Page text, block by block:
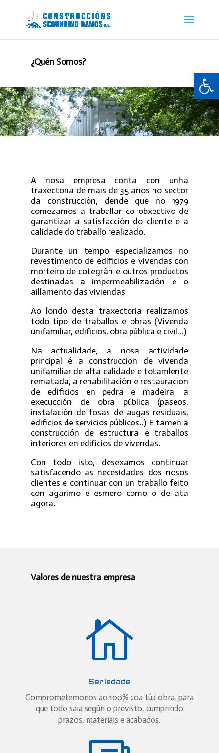
Abrir
¿Quén Somos?
A nosa empresa conta con unha
traxectoria de mais de 35 anos no sector
da construcción, dende que no 1979
comezamos a traballar co obxectivo de
garantizar a satisfacción do cliente e a
calidade do traballo realizado.
Durante un tempo especializamos no
revestimento de edificios e vivendas con
morteiro de cotegrán e outros productos
destinadas a impermeabilización e o
aillamento das viviendas
Ao londo desta traxectoria realizamos
todo tipo de traballos e obras (Vivenda
unifamiliar, edificios, obra pública e civil…)
Na actualidade, a nosa actividade
principal é a construccion de vivenda
unifamiliar de alta calidade e totamlente
rematada, a rehabilitación e restauracion
de edificios en pedra e madeira, a
execucción de obra pública (paseos,
instalación de fosas de augas residuais,
edificios de servicios públicos..) E tamen a
construcción de estructura e traballos
interiores en edificios de vivendas.
Con todo isto, desexamos continuar
satisfacendo as necesidades dos nosos
clientes e continuar con un traballo feito
con agarimo e esmero como o de ata
agora.
Valores de nuestra empresa

Seriedade
Comprometemonos ao 100% coa túa obra, para
que todo saia según o previsto, cumprindo
prazos, materiais e acabados.